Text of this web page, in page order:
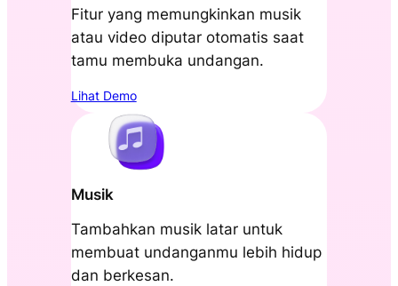
Fitur yang memungkinkan musik
atau video diputar otomatis saat
tamu membuka undangan.
Lihat Demo
Musik
Tambahkan musik latar untuk
membuat undanganmu lebih hidup
dan berkesan.